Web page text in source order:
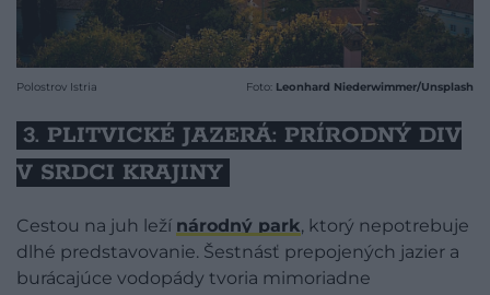
Polostrov Istria Foto: Leonhard Niederwimmer/Unsplash
3. PLITVICKÉ JAZERÁ: PRÍRODNÝ DIV
V SRDCI KRAJINY
Cestou na juh leží národný park, ktorý nepotrebuje
dlhé predstavovanie. Šestnásť prepojených jazier a
burácajúce vodopády tvoria mimoriadne